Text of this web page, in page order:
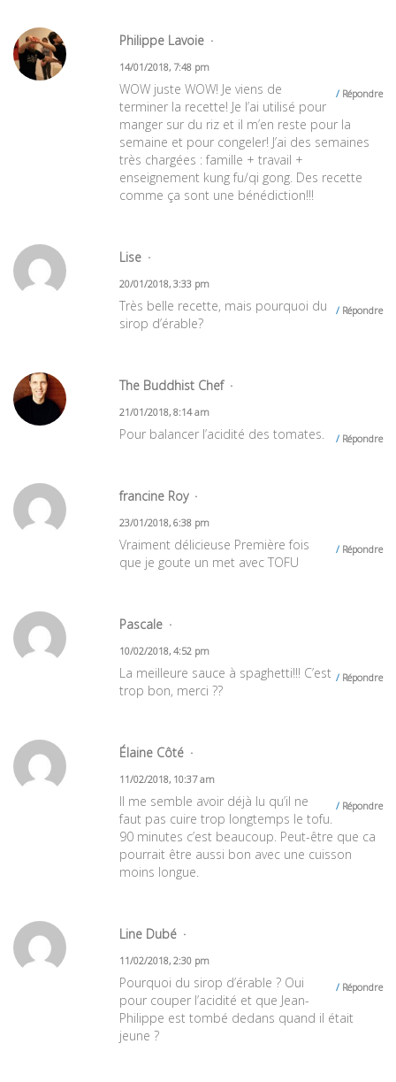
Philippe Lavoie
14/01/2018, 7:48 pm
Répondre
WOW juste WOW! Je viens de
terminer la recette! Je l’ai utilisé pour
manger sur du riz et il m’en reste pour la
semaine et pour congeler! J’ai des semaines
très chargées : famille + travail +
enseignement kung fu/qi gong. Des recette
comme ça sont une bénédiction!!!
Lise
20/01/2018, 3:33 pm
Répondre
Très belle recette, mais pourquoi du
sirop d’érable?
The Buddhist Chef
21/01/2018, 8:14 am
Répondre
Pour balancer l’acidité des tomates.
francine Roy
23/01/2018, 6:38 pm
Répondre
Vraiment délicieuse Première fois
que je goute un met avec TOFU
Pascale
10/02/2018, 4:52 pm
Répondre
La meilleure sauce à spaghetti!!! C’est
trop bon, merci ??
Élaine Côté
11/02/2018, 10:37 am
Répondre
Il me semble avoir déjà lu qu’il ne
faut pas cuire trop longtemps le tofu.
90 minutes c’est beaucoup. Peut-être que ca
pourrait être aussi bon avec une cuisson
moins longue.
Line Dubé
11/02/2018, 2:30 pm
Répondre
Pourquoi du sirop d’érable ? Oui
pour couper l’acidité et que Jean-
Philippe est tombé dedans quand il était
jeune ?